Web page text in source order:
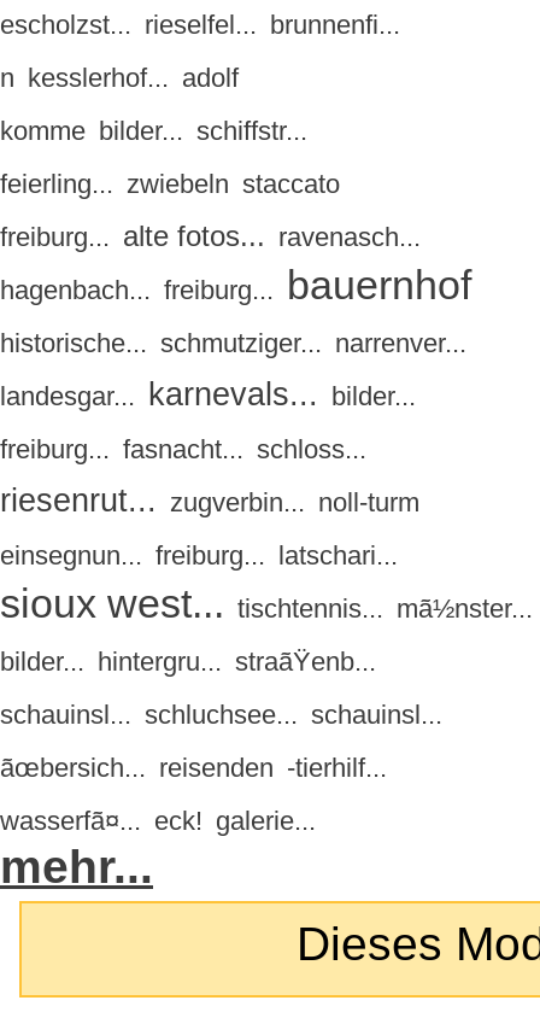
escholzst... rieselfel... brunnenfi...
n kesslerhof... adolf
komme bilder... schiffstr...
feierling... zwiebeln staccato
freiburg... alte fotos... ravenasch...
hagenbach... freiburg... bauernhof
historische... schmutziger... narrenver...
landesgar...
karnevals... bilder...
freiburg... fasnacht... schloss...
riesenrut... zugverbin... noll-turm
einsegnun... freiburg... latschari...
sioux west... tischtennis... mã½nster...
bilder... hintergru... straãŸenb...
schauinsl... schluchsee... schauinsl...
ãœbersich... reisenden -tierhilf...
wasserfã¤... eck! galerie...
mehr...
Dieses